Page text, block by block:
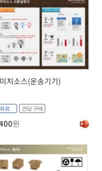
지소스(운송기기)
유료 건당 구매
원